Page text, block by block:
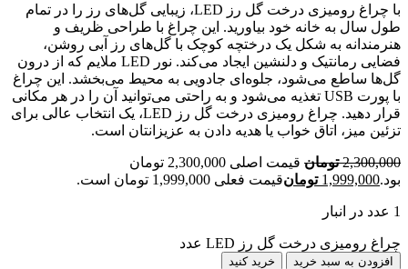
با چراغ رومیزی درخت گل رز LED، زیبایی گل‌های رز را در تمام
طول سال به خانه خود بیاورید. این چراغ با طراحی ظریف و
هنرمندانه به شکل یک درختچه کوچک با گل‌های رز آبی روشن،
فضایی رمانتیک و دلنشین ایجاد می‌کند. نور LED ملایم که از درون
گل‌ها ساطع می‌شود، جلوه‌ای جادویی به محیط می‌بخشد. این چراغ
با پورت USB تغذیه می‌شود و به راحتی می‌توانید آن را در هر مکانی
قرار دهید. چراغ رومیزی درخت گل رز LED، یک انتخاب عالی برای
تزئین میز، اتاق خواب یا هدیه دادن به عزیزانتان است.
2,300,000 تومان
قیمت اصلی 2,300,000 تومان
بود.1,999,000 تومانقیمت فعلی 1,999,000 تومان است.
1 عدد در انبار
چراغ رومیزی درخت گل رز LED عدد
افزودن به سبد خرید خرید کنید